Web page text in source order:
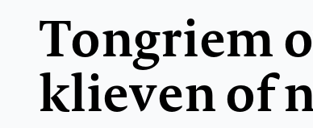
Tongriem
klieven of